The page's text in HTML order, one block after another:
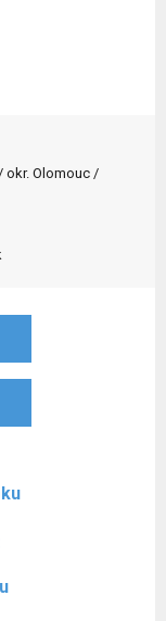
okr. Olomouc /